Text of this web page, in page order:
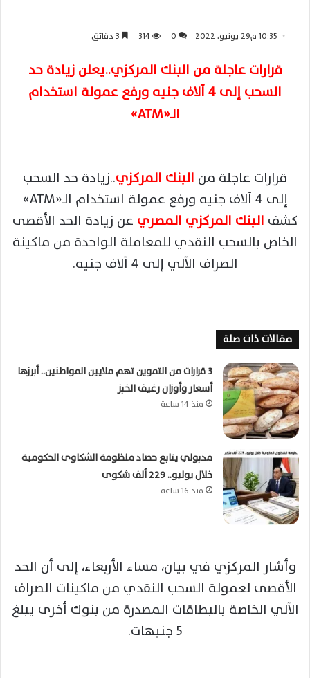
10:35 م29 يونيو، 2022 0
314
قرارات عاجلة من البنك المركزي..يعلن زيادة حد
السحب إلى 4 آلاف جنيه ورفع عمولة استخدام
الـ«ATM»
قرارات عاجلة من البنك المركزي..زيادة حد السحب
إلى 4 آلاف جنيه ورفع عمولة استخدام الـ«ATM»
كشف البنك المركزي المصري عن زيادة الحد الأقصى
الخاص بالسحب النقدي للمعاملة الواحدة من ماكينة
الصراف الآلي إلى 4 آلاف جنيه.
مقالات ذات صلة
3 قرارات من التموين تهم ملايين المواطنين.. أبرزها
أسعار وأوزان رغيف الخبز
منذ 14 ساعة
مدبولي يتابع حصاد منظومة الشكاوى الحكومية
خلال يوليو.. 229 ألف شكوى
منذ 16 ساعة
وأشار المركزي في بيان، مساء الأربعاء، إلى أن الحد
الأقصى لعمولة السحب النقدي من ماكينات الصراف
الآلي الخاصة بالبطاقات المصدرة من بنوك أخرى يبلغ
5 جنيهات.